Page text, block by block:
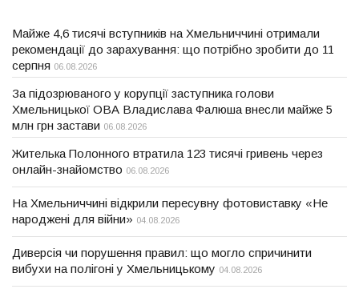
Майже 4,6 тисячі вступників на Хмельниччині отримали
рекомендації до зарахування: що потрібно зробити до 11
серпня 06.08.2026
За підозрюваного у корупції заступника голови
Хмельницької ОВА Владислава Фалюша внесли майже 5
млн грн застави 06.08.2026
Жителька Полонного втратила 123 тисячі гривень через
онлайн-знайомство 06.08.2026
На Хмельниччині відкрили пересувну фотовиставку «Не
народжені для війни» 04.08.2026
Диверсія чи порушення правил: що могло спричинити
вибухи на полігоні у Хмельницькому 04.08.2026